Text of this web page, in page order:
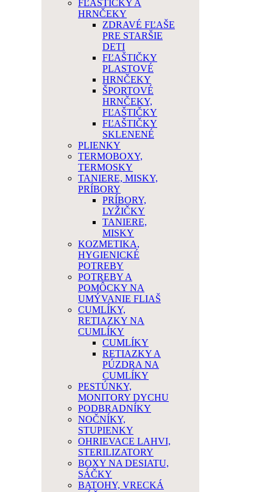
FĽAŠTIČKY A
HRNČEKY
ZDRAVÉ FĽAŠE
PRE STARŠIE
DETI
FĽAŠTIČKY
PLASTOVÉ
HRNČEKY
ŠPORTOVÉ
HRNČEKY,
FĽAŠTIČKY
FĽAŠTIČKY
SKLENENÉ
PLIENKY
TERMOBOXY,
TERMOSKY
TANIERE, MISKY,
PRÍBORY
PRÍBORY,
LYŽIČKY
TANIERE,
MISKY
KOZMETIKA,
HYGIENICKÉ
POTREBY
POTREBY A
POMÔCKY NA
UMÝVANIE FLIAŠ
CUMLÍKY,
RETIAZKY NA
CUMLÍKY
CUMLÍKY
RETIAZKY A
PÚZDRA NA
CUMLÍKY
PESTÚNKY,
MONITORY DYCHU
PODBRADNÍKY
NOČNÍKY,
STUPIENKY
OHRIEVACE LAHVI,
STERILIZATORY
BOXY NA DESIATU,
SÁČKY
BATOHY, VRECKÁ